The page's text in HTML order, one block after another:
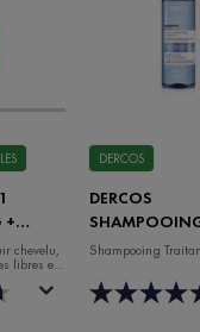
+
chevelu,
libres et
DERCOS
DERCOS
MINÉRAL
Shampooing